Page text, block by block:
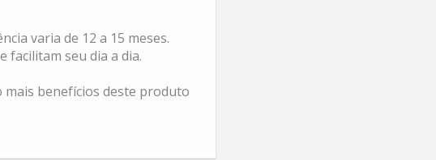
varia de 12 a 15 meses.
facilitam seu dia a dia.
mais benefícios deste produto